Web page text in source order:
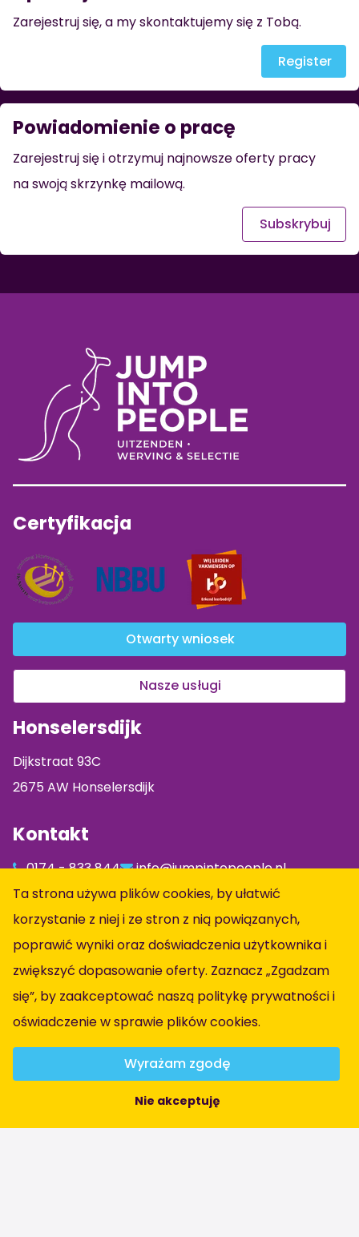
Zarejestruj się, a my skontaktujemy się z Tobą.
Register
Powiadomienie o pracę
Zarejestruj się i otrzymuj najnowsze oferty pracy
na swoją skrzynkę mailową.
Subskrybuj
Certyfikacja
Otwarty wniosek
Nasze usługi
Honselersdijk
Dijkstraat 93C
2675 AW Honselersdijk
Kontakt
0174 - 833 844
info@jumpintopeople.nl
Facebook
Instagram
LinkedIn
Informacja
Wszystkie oferty pracy
Obszary zawodowe
O Nas
Warunki ogólne
Ta strona używa plików cookies, by ułatwić
korzystanie z niej i ze stron z nią powiązanych,
poprawić wyniki oraz doświadczenia użytkownika i
zwiększyć dopasowanie oferty. Zaznacz „Zgadzam
się”, by zaakceptować naszą politykę prywatności i
oświadczenie w sprawie plików cookies.
Wyrażam zgodę
Nie akceptuję